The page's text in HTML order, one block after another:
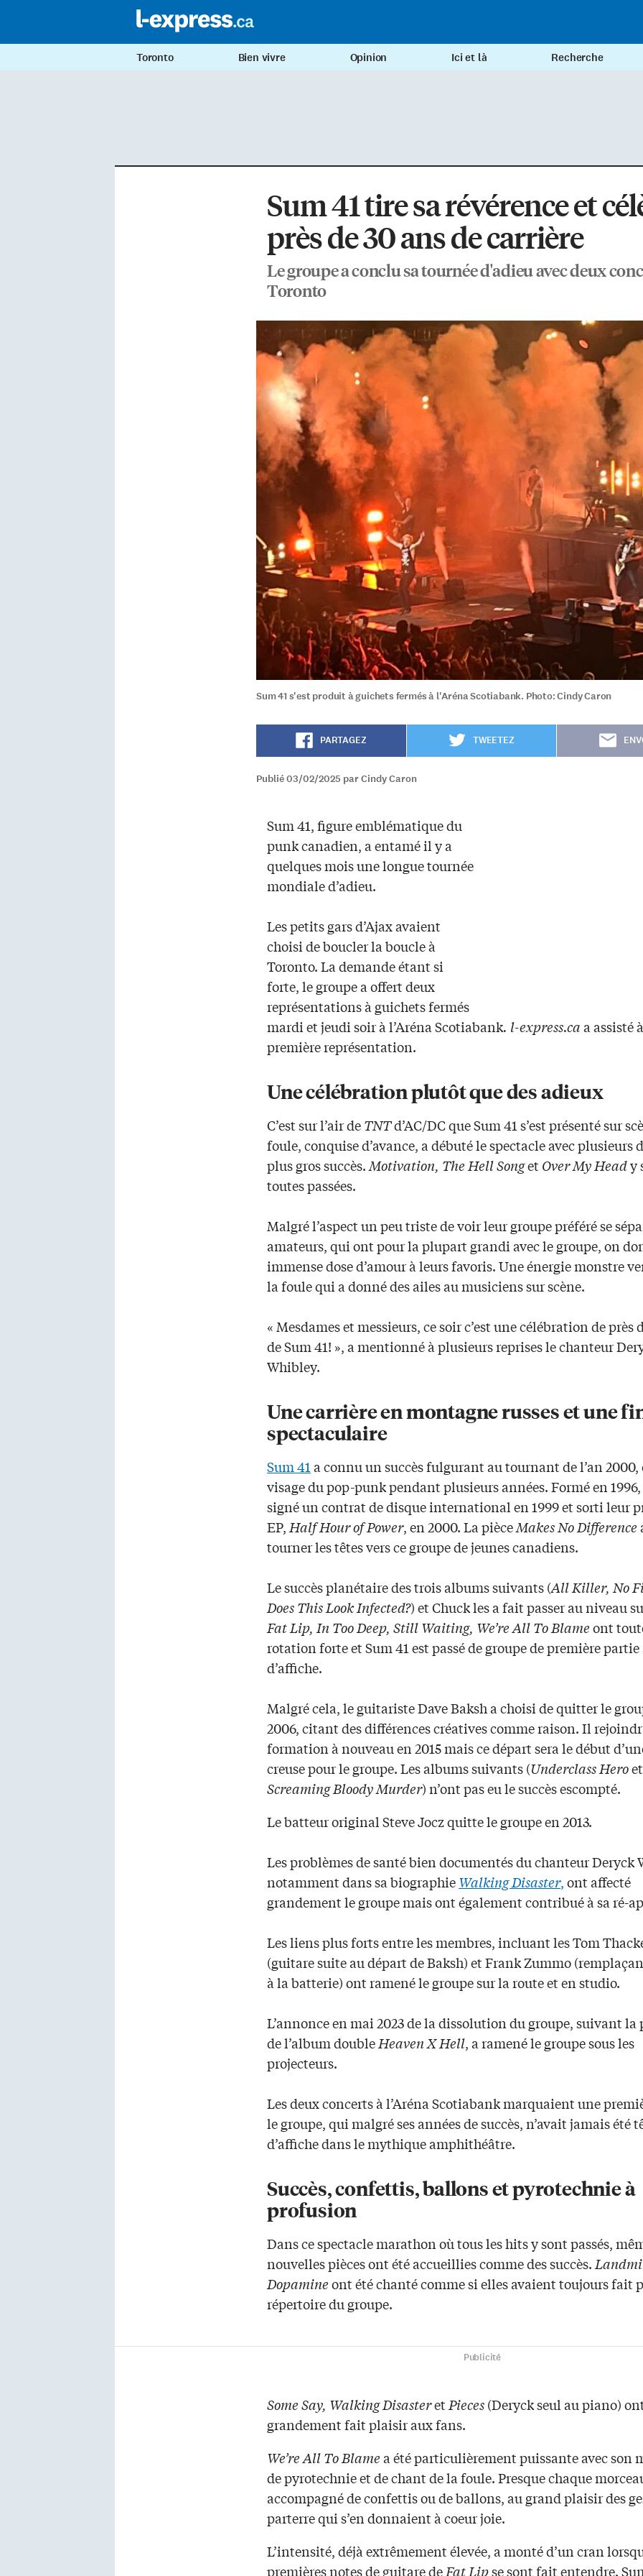
Toronto Bien vivre Opinion Ici et là Recherche
Sum 41 tire sa révérence et
près de 30 ans de carrière
Le groupe a conclu sa tournée d'adieu avec deux
Toronto
Sum 41 s'est produit à guichets fermés à l'Aréna Scotiabank. Photo: Cindy Caron
PARTAGEZ TWEETEZ
Publié 03/02/2025 par Cindy Caron
Sum 41, figure emblématique du
punk canadien, a entamé il y a
quelques mois une longue tournée
mondiale d’adieu.
Les petits gars d’Ajax avaient
choisi de boucler la boucle à
Toronto. La demande étant si
forte, le groupe a offert deux
représentations à guichets fermés
mardi et jeudi soir à l’Aréna Scotiabank. l-express.caa assisté
première représentation.
Une célébration plutôt que des adieux
C’est sur l’air deTNTd’AC/DC que Sum 41 s’est présenté sur
foule, conquise d’avance, a débuté le spectacle avec plusieurs
plus gros succès.Motivation, The Hell SongetOver My Heady
toutes passées.
Malgré l’aspect un peu triste de voir leur groupe préféré se
amateurs, qui ont pour la plupart grandi avec le groupe, on
immense dose d’amour à leurs favoris. Une énergie monstre
la foule qui a donné des ailes au musiciens sur scène.
« Mesdames et messieurs, ce soir c’est une célébration de près
de Sum 41! », a mentionné à plusieurs reprises le chanteur
Whibley.
Une carrière en montagne russes et une
spectaculaire
Sum 41 a connu un succès fulgurant au tournant de l’an 2000,
visage du pop-punk pendant plusieurs années. Formé en
signé un contrat de disque international en 1999 et sorti leur
EP, Half Hour of Power, en 2000. La pièceMakes No Difference
tourner les têtes vers ce groupe de jeunes canadiens.
Le succès planétaire des trois albums suivants (All Killer, No
Does This Look Infected?) et Chuck les a fait passer au niveau
Fat Lip, In Too Deep, Still Waiting, We’re All To Blameont
rotation forte et Sum 41 est passé de groupe de première partie
d’affiche.
Malgré cela, le guitariste Dave Baksh a choisi de quitter le
2006, citant des différences créatives comme raison. Il
formation à nouveau en 2015 mais ce départ sera le début
creuse pour le groupe. Les albums suivants (Underclass Heroet
Screaming Bloody Murder) n’ont pas eu le succès escompté.
Le batteur original Steve Jocz quitte le groupe en 2013.
Les problèmes de santé bien documentés du chanteur Deryck
notamment dans sa biographieWalking Disaster,ont affecté
grandement le groupe mais ont également contribué à sa ré-
Les liens plus forts entre les membres, incluant les Tom
(guitare suite au départ de Baksh) et Frank Zummo
à la batterie) ont ramené le groupe sur la route et en studio.
L’annonce en mai 2023 de la dissolution du groupe, suivant
de l’album doubleHeaven X Hell, a ramené le groupe sous les
projecteurs.
Les deux concerts à l’Aréna Scotiabank marquaient une
le groupe, qui malgré ses années de succès, n’avait jamais été
d’affiche dans le mythique amphithéâtre.
Succès, confettis, ballons et pyrotechnie à
profusion
Dans ce spectacle marathon où tous les hits y sont passés,
nouvelles pièces ont été accueillies comme des succès.
Dopamineont été chanté comme si elles avaient toujours fait
répertoire du groupe.
Publicité
Some Say, Walking DisasteretPieces(Deryck seul au piano)
grandement fait plaisir aux fans.
We’re All To Blamea été particulièrement puissante avec son
de pyrotechnie et de chant de la foule. Presque chaque
accompagné de confettis ou de ballons, au grand plaisir des
parterre qui s’en donnaient à coeur joie.
L’intensité, déjà extrêmement élevée, a monté d’un cran
premières notes de guitare deFat Lipse sont fait entendre.